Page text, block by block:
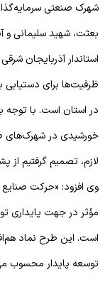
شهرک صنعتی
بعثت، شهید سلیمانی و
استاندار آذربایجان
ظرفیت‌ها برای دستیابی
در استان است. با توجه
خورشیدی در شهرک‌های
لازم، تصمیم گرفتیم از
وی افزود: «حرکت صنایع
مؤثر در جهت پایداری
است. این طرح نماد
توسعه پایدار محسوب